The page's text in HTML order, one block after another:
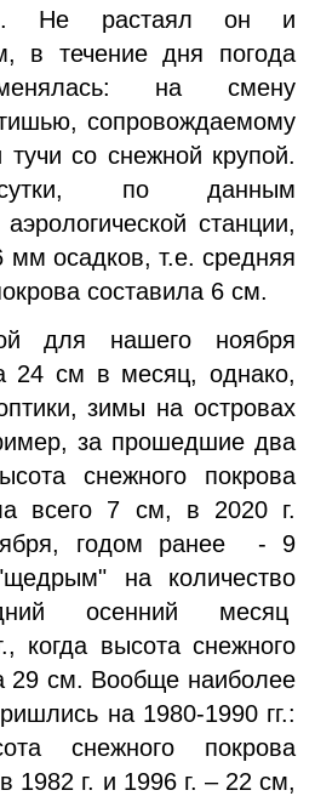
Не растаял он и
в течение дня погода
менялась: на смену
сопровождаемому
со снежной крупой.
по данным
станции,
мм осадков, т.е. средняя
составила 6 см.
для нашего ноября
24 см в месяц, однако,
зимы на островах
за прошедшие два
снежного покрова
всего 7 см, в 2020 г.
годом ранее - 9
на количество
осенний месяц
когда высота снежного
29 см. Вообще наиболее
на 1980-1990 гг.:
снежного покрова
1982 г. и 1996 г. – 22 см,